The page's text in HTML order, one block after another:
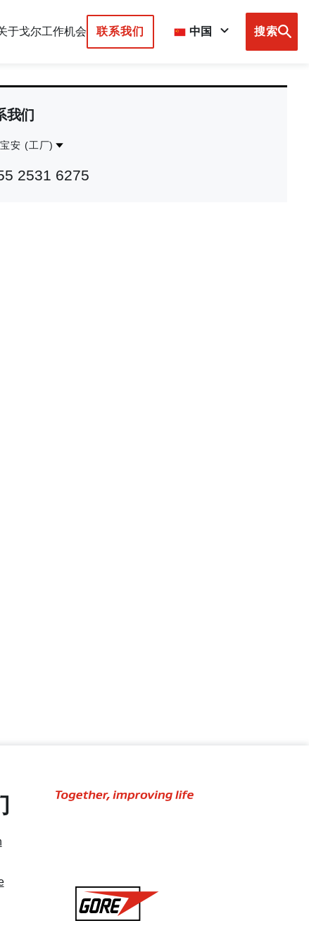
于戈尔工作机会 联系我们 中国
Browse
搜索
我们
安 (工厂)
2531 6275
Gore
Together,